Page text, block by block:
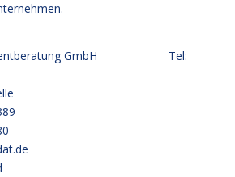
GmbH Tel:
Guido Quelle
Straße 80
Dortmund